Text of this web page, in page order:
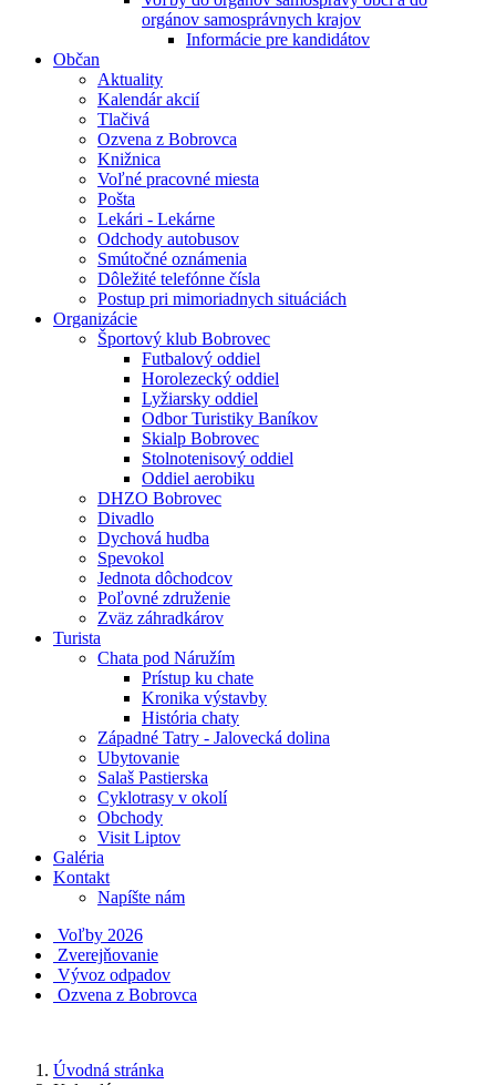
orgánov samosprávnych krajov
Informácie pre kandidátov
Občan
Aktuality
Kalendár akcií
Tlačivá
Ozvena z Bobrovca
Knižnica
Voľné pracovné miesta
Pošta
Lekári - Lekárne
Odchody autobusov
Smútočné oznámenia
Dôležité telefónne čísla
Postup pri mimoriadnych situáciách
Organizácie
Športový klub Bobrovec
Futbalový oddiel
Horolezecký oddiel
Lyžiarsky oddiel
Odbor Turistiky Baníkov
Skialp Bobrovec
Stolnotenisový oddiel
Oddiel aerobiku
DHZO Bobrovec
Divadlo
Dychová hudba
Spevokol
Jednota dôchodcov
Poľovné združenie
Zväz záhradkárov
Turista
Chata pod Náružím
Prístup ku chate
Kronika výstavby
História chaty
Západné Tatry - Jalovecká dolina
Ubytovanie
Salaš Pastierska
Cyklotrasy v okolí
Obchody
Visit Liptov
Galéria
Kontakt
Napíšte nám
Voľby 2026
Zverejňovanie
Vývoz odpadov
Ozvena z Bobrovca
Úvodná stránka